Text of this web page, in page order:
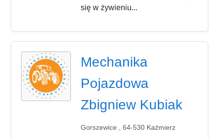
się w żywieniu...
Mechanika
Pojazdowa
Zbigniew Kubiak
Gorszewice , 64-530 Kaźmierz